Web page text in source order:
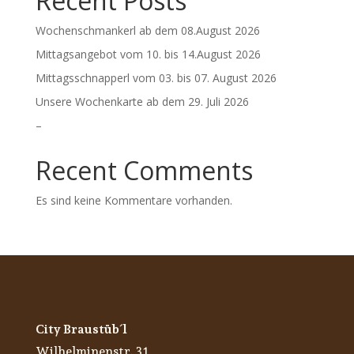
Wochenschmankerl ab dem 08.August 2026
Mittagsangebot vom 10. bis 14.August 2026
Mittagsschnapperl vom 03. bis 07. August 2026
Unsere Wochenkarte ab dem 29. Juli 2026
–
Recent Comments
Es sind keine Kommentare vorhanden.
City Braustüb´l